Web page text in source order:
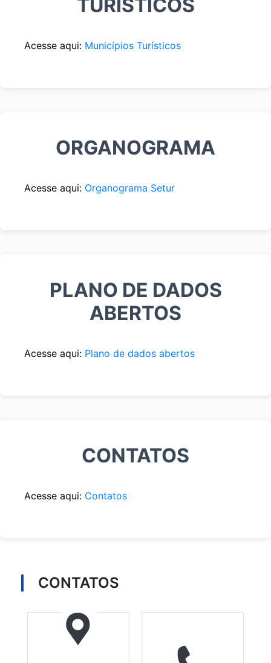
TURÍSTICOS
Acesse aqui: Municípios Turísticos
ORGANOGRAMA
Acesse aqui: Organograma Setur
PLANO DE DADOS
ABERTOS
Acesse aqui: Plano de dados abertos
CONTATOS
Acesse aqui: Contatos
CONTATOS